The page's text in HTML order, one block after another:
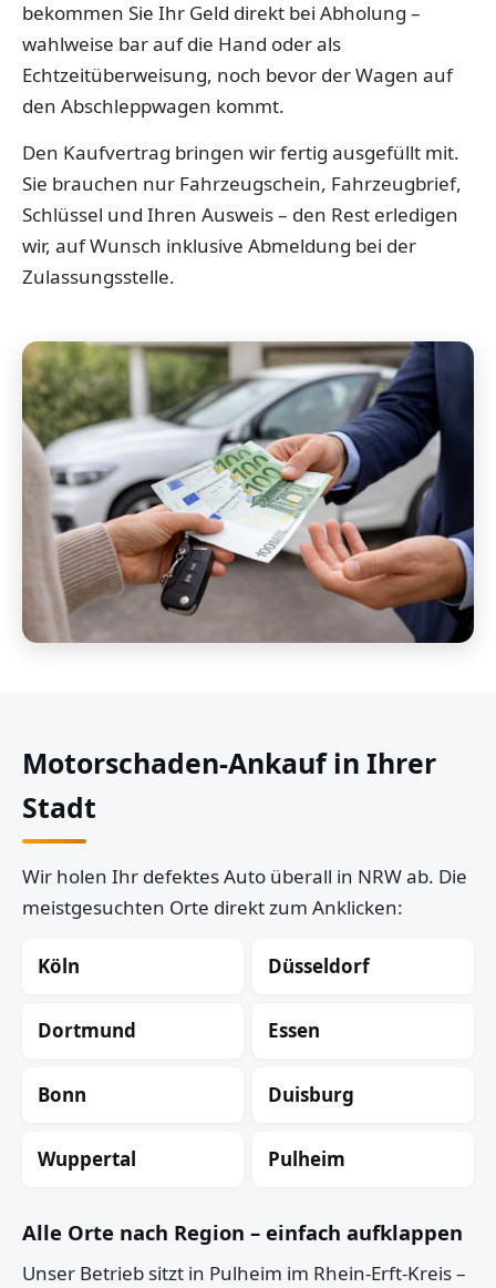
bekommen Sie Ihr Geld direkt bei Abholung –
wahlweise bar auf die Hand oder als
Echtzeitüberweisung, noch bevor der Wagen auf
den Abschleppwagen kommt.
Den Kaufvertrag bringen wir fertig ausgefüllt mit.
Sie brauchen nur Fahrzeugschein, Fahrzeugbrief,
Schlüssel und Ihren Ausweis – den Rest erledigen
wir, auf Wunsch inklusive Abmeldung bei der
Zulassungsstelle.
Motorschaden-Ankauf in Ihrer
Stadt
Wir holen Ihr defektes Auto überall in NRW ab. Die
meistgesuchten Orte direkt zum Anklicken:
Köln Düsseldorf
Dortmund Essen
Bonn Duisburg
Wuppertal Pulheim
Alle Orte nach Region – einfach aufklappen
Unser Betrieb sitzt in Pulheim im Rhein-Erft-Kreis –